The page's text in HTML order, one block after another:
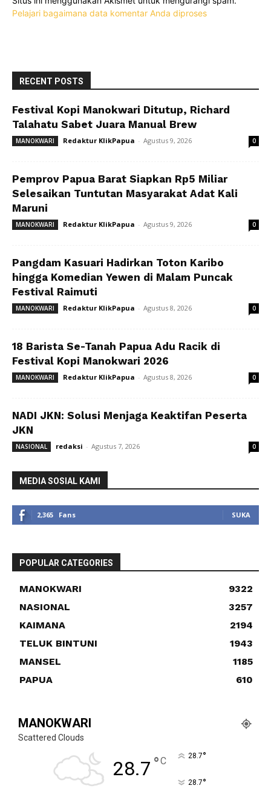
Pelajari bagaimana data komentar Anda diproses
RECENT POSTS
Festival Kopi Manokwari Ditutup, Richard
Talahatu Sabet Juara Manual Brew
MANOKWARI Redaktur KlikPapua - Agustus 9, 2026 0
Pemprov Papua Barat Siapkan Rp5 Miliar
Selesaikan Tuntutan Masyarakat Adat Kali
Maruni
MANOKWARI Redaktur KlikPapua - Agustus 9, 2026 0
Pangdam Kasuari Hadirkan Toton Karibo
hingga Komedian Yewen di Malam Puncak
Festival Raimuti
MANOKWARI Redaktur KlikPapua - Agustus 8, 2026 0
18 Barista Se-Tanah Papua Adu Racik di
Festival Kopi Manokwari 2026
MANOKWARI Redaktur KlikPapua - Agustus 8, 2026 0
NADI JKN: Solusi Menjaga Keaktifan Peserta
JKN
NASIONAL redaksi - Agustus 7, 2026 0
MEDIA SOSIAL KAMI
2,365 Fans SUKA
POPULAR CATEGORIES
MANOKWARI
9322
NASIONAL
3257
KAIMANA
2194
TELUK BINTUNI
1943
MANSEL
1185
PAPUA
610
MANOKWARI
Scattered Clouds
28.7 °C 28.7°
28.7°